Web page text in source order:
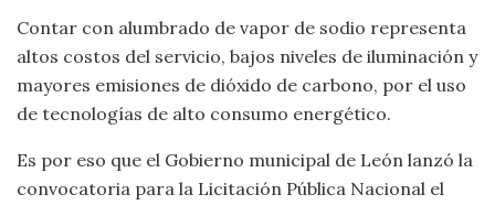
Contar con alumbrado de vapor de sodio representa
altos costos del servicio, bajos niveles de iluminación y
mayores emisiones de dióxido de carbono, por el uso
de tecnologías de alto consumo energético.
Es por eso que el Gobierno municipal de León lanzó la
convocatoria para la Licitación Pública Nacional el